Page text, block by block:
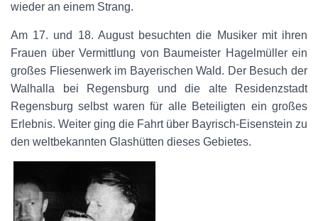
wieder an einem Strang.
Am 17. und 18. August besuchten die Musiker mit ihren
Frauen über Vermittlung von Baumeister Hagelmüller ein
großes Fliesenwerk im Bayerischen Wald. Der Besuch der
Walhalla bei Regensburg und die alte Residenzstadt
Regensburg selbst waren für alle Beteiligten ein großes
Erlebnis. Weiter ging die Fahrt über Bayrisch-Eisenstein zu
den weltbekannten Glashütten dieses Gebietes.